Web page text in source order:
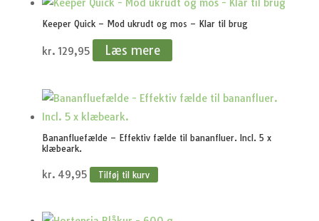
Keeper Quick – Mod ukrudt og mos – Klar til brug
kr. 129,95 Læs mere
Bananfluefælde – Effektiv fælde til bananfluer. Incl. 5 x
klæbeark.
kr. 49,95 Tilføj til kurv